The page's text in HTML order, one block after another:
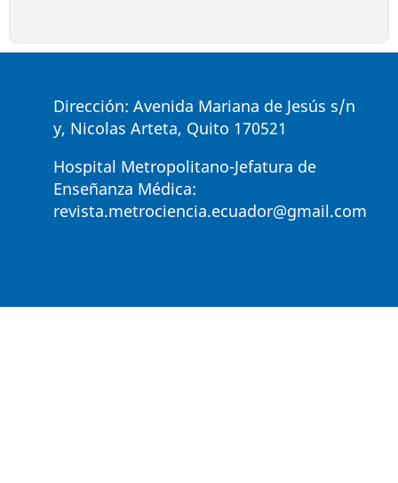
Dirección: Avenida Mariana de Jesús s/n
y, Nicolas Arteta, Quito 170521
Hospital Metropolitano-Jefatura de
Enseñanza Médica:
revista.metrociencia.ecuador@gmail.com